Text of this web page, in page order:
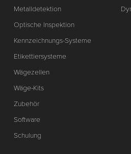
Metalldetektion
Optische Inspektion
Kennzeichnungs-Systeme
Etikettiersysteme
Wägezellen
Wäge-Kits
Zubehör
Software
Schulung